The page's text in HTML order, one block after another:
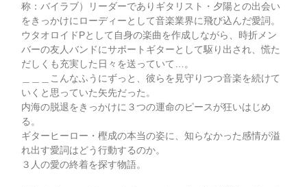
称：バイラブ）リーダーでありギタリスト・夕陽との出会い
をきっかけにローディーとして音楽業界に飛び込んだ愛詞。
ウタオロイドPとして自身の楽曲を作成しながら、時折メン
バーの友人バンドにサポートギターとして駆り出され、慌た
だしくも充実した日々を送っていて…。
＿＿＿こんなふうにずっと、彼らを見守りつつ音楽を続けて
いくと思っていた矢先だった。
内海の脱退をきっかけに３つの運命のピースが狂いはじめ
る。
ギターヒーロー・樫成の本当の姿に、知らなかった感情が溢
れ出す愛詞はどう行動するのか。
３人の愛の終着を探す物語。